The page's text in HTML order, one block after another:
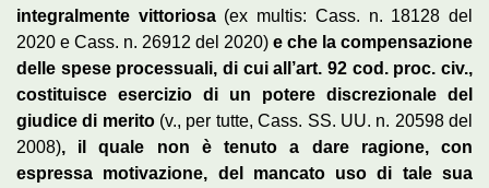
integralmente vittoriosa(ex multis: Cass. n. 18128 del
2020 e Cass. n. 26912 del 2020) e che la compensazione
delle spese processuali, di cui all’art. 92 cod. proc. civ.,
costituisce esercizio di un potere discrezionale del
giudice di merito(v., per tutte, Cass. SS. UU. n. 20598 del
2008), il quale non è tenuto a dare ragione, con
espressa motivazione, del mancato uso di tale sua